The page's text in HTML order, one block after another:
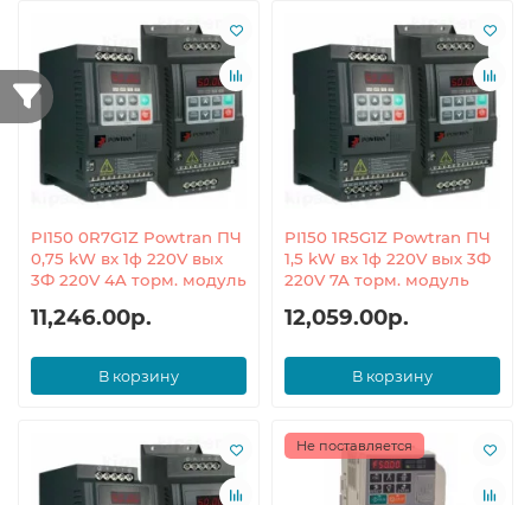
PI150 0R7G1Z Powtran ПЧ
0,75 kW вх 1ф 220V вых
3Ф 220V 4A торм. модуль
11,246.00р.
В корзину
PI150 1R5G1Z Powtran ПЧ
1,5 kW вх 1ф 220V вых 3Ф
220V 7A торм. модуль
12,059.00р.
В корзину
Не поставляется